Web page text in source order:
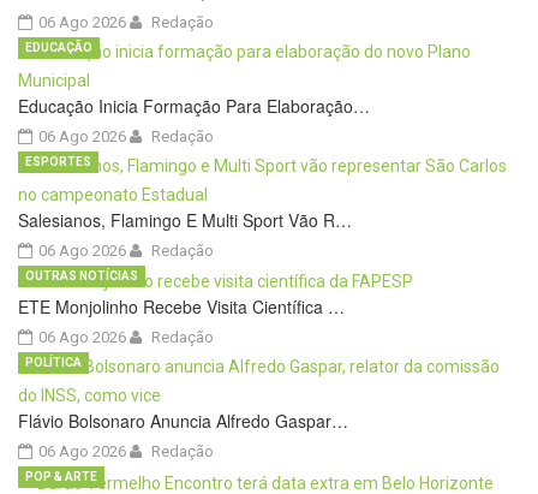
06 Ago 2026 Redação
Educação Inicia Formação Para Elaboração…
06 Ago 2026
EDUCAÇÃO
Redação
Salesianos, Flamingo E Multi Sport Vão R…
06 Ago 2026
ESPORTES
Redação
ETE Monjolinho Recebe Visita Científica …
06 Ago 2026
OUTRAS NOTÍCIAS
Redação
Flávio Bolsonaro Anuncia Alfredo Gaspar…
06 Ago 2026
POLÍTICA
Redação
POP & ARTE